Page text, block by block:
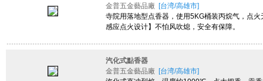
金普五金藝品廠
[台湾/高雄市]
寺院用落地型点香器，使用5KG桶装丙烷气，点
感应点火设计】不怕风吹熄，安全有保障。
汽化式點香器
金普五金藝品廠
[台湾/高雄市]